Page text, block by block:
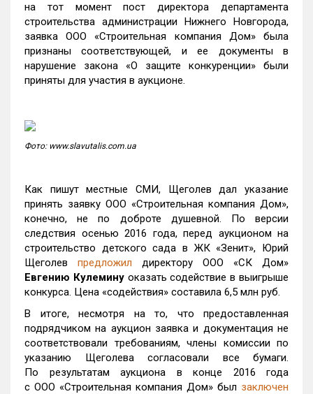
на тот момент пост директора департамента
строительства администрации Нижнего Новгорода,
заявка ООО «Строительная компания Дом» была
признаны соответствующей, и ее документы в
нарушение закона «О защите конкуренции» были
приняты для участия в аукционе.
Фото: www.slavutalis.com.ua
Как пишут местные СМИ, Щеголев дал указание
принять заявку ООО «Строительная компания Дом»,
конечно, не по доброте душевной. По версии
следствия осенью 2016 года, перед аукционом на
строительство детского сада в ЖК «Зенит», Юрий
Щеголев предложил директору ООО «СК Дом»
Евгению Кулеминуоказать содействие в выигрыше
конкурса. Цена «содействия» составила 6,5 млн руб.
В итоге, несмотря на то, что предоставленная
подрядчиком на аукцион заявка и документация не
соответствовали требованиям, члены комиссии по
указанию Щеголева согласовали все бумаги.
По результатам аукциона в конце 2016 года
с ООО «Строительная компания Дом» был заключен